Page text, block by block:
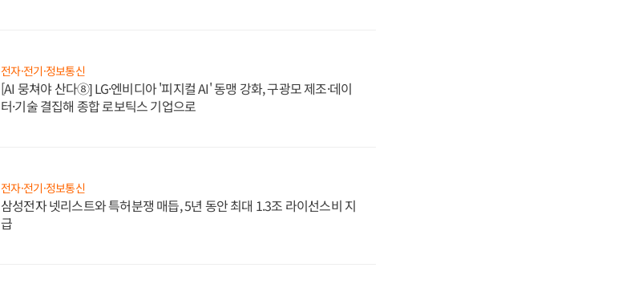
전자·전기·정보통신
[AI 뭉쳐야 산다⑧] LG·엔비디아 '피지컬 AI' 동맹 강화, 구광모 제조·데이
터·기술 결집해 종합 로보틱스 기업으로
전자·전기·정보통신
삼성전자 넷리스트와 특허분쟁 매듭, 5년 동안 최대 1.3조 라이선스비 지
급